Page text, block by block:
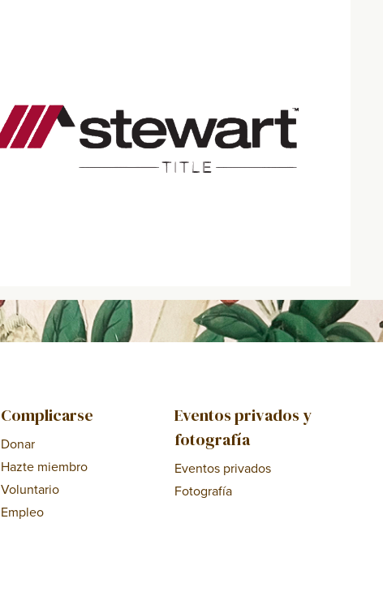
Complicarse
Donar
Hazte miembro
Voluntario
Empleo
Eventos privados y
fotografía
Eventos privados
Fotografía